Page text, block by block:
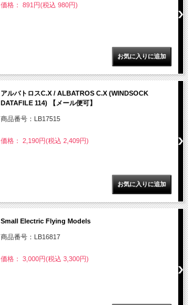
価格： 891円(税込 980円)
アルバトロスC.X / ALBATROS C.X (WINDSOCK
DATAFILE 114) 【メール便可】
商品番号：LB17515
価格： 2,190円(税込 2,409円)
Small Electric Flying Models
商品番号：LB16817
価格： 3,000円(税込 3,300円)